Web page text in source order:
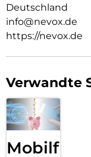
Deutschland
info@nevox.de
https://nevox.de
Verwandte
Mobilfunk